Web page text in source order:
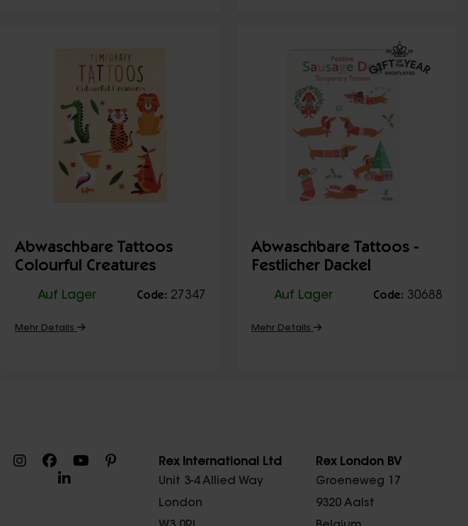
Abwaschbare Tattoos
Colourful Creatures
Auf Lager Code: 27347
Mehr Details
Abwaschbare Tattoos -
Festlicher Dackel
Auf Lager Code: 30688
Mehr Details
Rex International Ltd
Unit 3-4 Allied Way
London
Rex London BV
Groeneweg 17
9320 Aalst